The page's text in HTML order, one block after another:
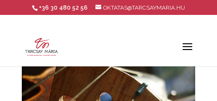
+36 30 480 52 56 OKTATAS@TARCSAYMARIA.HU